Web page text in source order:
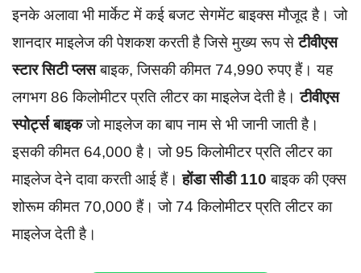
इनके अलावा भी मार्केट में कई बजट सेगमेंट बाइक्स मौजूद है। जो
शानदार माइलेज की पेशकश करती है जिसे मुख्य रूप सेटीवीएस
स्टार सिटी प्लसबाइक, जिसकी कीमत 74,990 रुपए हैं। यह
लगभग 86 किलोमीटर प्रति लीटर का माइलेज देती है।टीवीएस
स्पोर्ट्स बाइकजो माइलेज का बाप नाम से भी जानी जाती है।
इसकी कीमत 64,000 है। जो 95 किलोमीटर प्रति लीटर का
माइलेज देने दावा करती आई हैं। होंडा सीडी 110 बाइक की एक्स
शोरूम कीमत 70,000 हैं। जो 74 किलोमीटर प्रति लीटर का
माइलेज देती है।